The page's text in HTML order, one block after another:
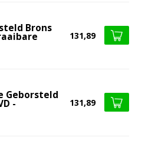
Brons
131,89
Geborsteld
- 131,89